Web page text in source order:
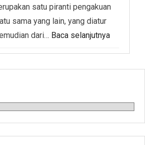
satu piranti pengakuan
sama yang lain, yang diatur
dari… Baca selanjutnya